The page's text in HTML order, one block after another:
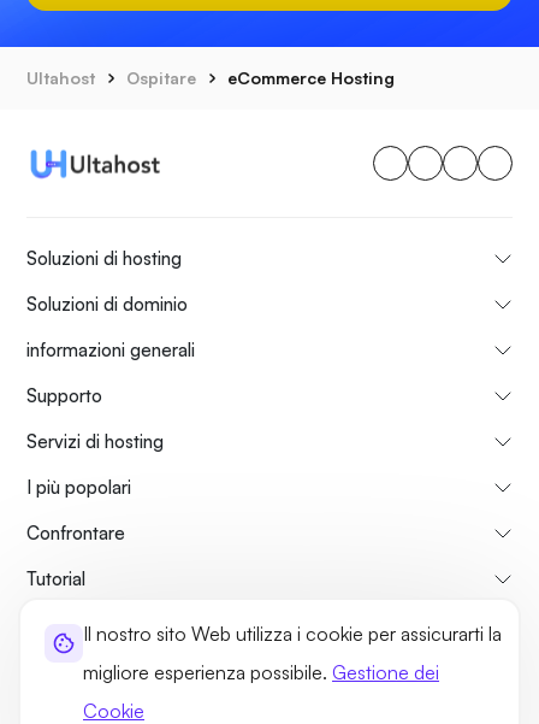
Il nostro sito Web utilizza i cookie per assicurarti la
migliore esperienza possibile. Gestione dei
Cookie
Ultahost Ospitare eCommerce Hosting
Soluzioni di hosting
Soluzioni di dominio
informazioni generali
Supporto
Servizi di hosting
I più popolari
Confrontare
Tutorial
Su di Noi
Norme sulla PrivacyPolitiche legaliMappa del sito